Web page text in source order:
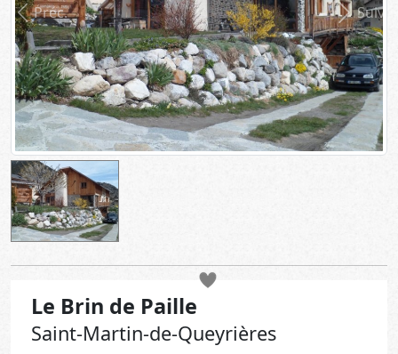
Préc. Suiv.
Le Brin de Paille
Saint-Martin-de-Queyrières